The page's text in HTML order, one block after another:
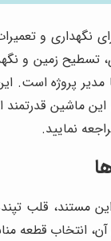
نگهداری و
تسطیح زمین و
مدیر پروژه است.
ماشین قدرتمند
نمایید.
این مستند، قلب
انتخاب قطعه